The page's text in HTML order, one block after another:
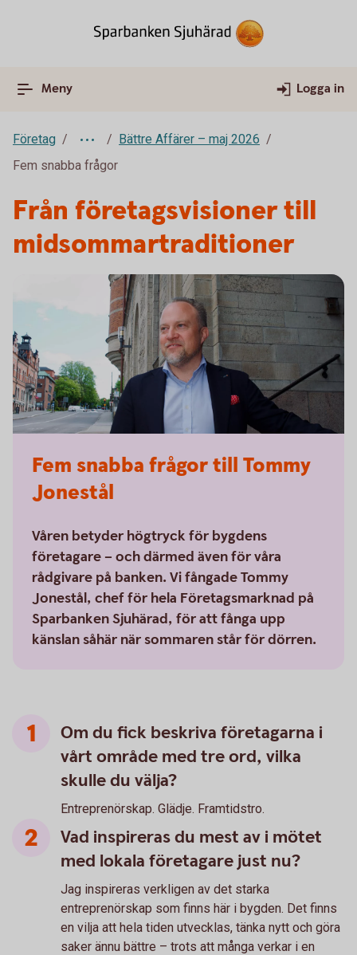
Meny Logga in
Företag
Bättre Affärer – maj 2026
Fem snabba frågor
Från företagsvisioner till
midsommartraditioner
Fem snabba frågor till Tommy
Jonestål
Våren betyder högtryck för bygdens
företagare – och därmed även för våra
rådgivare på banken. Vi fångade Tommy
Jonestål, chef för hela Företagsmarknad på
Sparbanken Sjuhärad, för att fånga upp
känslan såhär när sommaren står för dörren.
Om du fick beskriva företagarna i
vårt område med tre ord, vilka
skulle du välja?
Entreprenörskap. Glädje. Framtidstro.
Vad inspireras du mest av i mötet
med lokala företagare just nu?
Jag inspireras verkligen av det starka
entreprenörskap som finns här i bygden. Det finns
en vilja att hela tiden utvecklas, tänka nytt och göra
saker ännu bättre – trots att många verkar i en